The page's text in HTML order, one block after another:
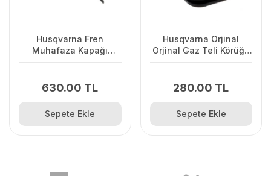
Husqvarna Fren
Muhafaza Kapağı
630.00 TL
Sepete Ekle
Husqvarna Orjinal
Orjinal Gaz Teli Körüğü
280.00 TL
Sepete Ekle